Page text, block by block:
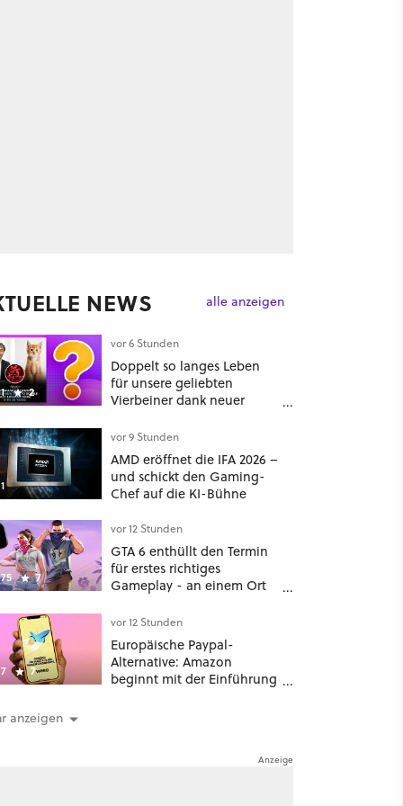
NEWS alle anzeigen
2
vor 6 Stunden
Doppelt so langes Leben
für unsere geliebten
Vierbeiner dank neuer
Japan: Der Blick auf über
1.200 Kommentare zeigt,
dass es nicht so einfach ist
vor 9 Stunden
AMD eröffnet die IFA 2026 –
und schickt den Gaming-
Chef auf die KI-Bühne
7
vor 12 Stunden
GTA 6 enthüllt den Termin
für erstes richtiges
Gameplay - an einem Ort
gerechnet hatte
7
vor 12 Stunden
Europäische Paypal-
Alternative: Amazon
beginnt mit der Einführung
anzeigen